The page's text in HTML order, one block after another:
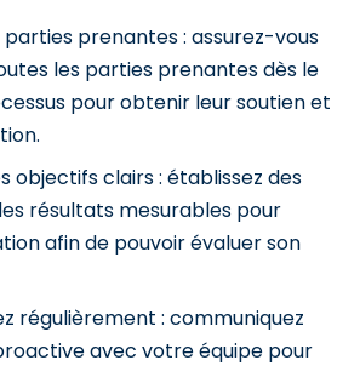
parties prenantes : assurez-vous
les parties prenantes dès le
pour obtenir leur soutien et
objectifs clairs : établissez des
résultats mesurables pour
afin de pouvoir évaluer son
régulièrement : communiquez
avec votre équipe pour